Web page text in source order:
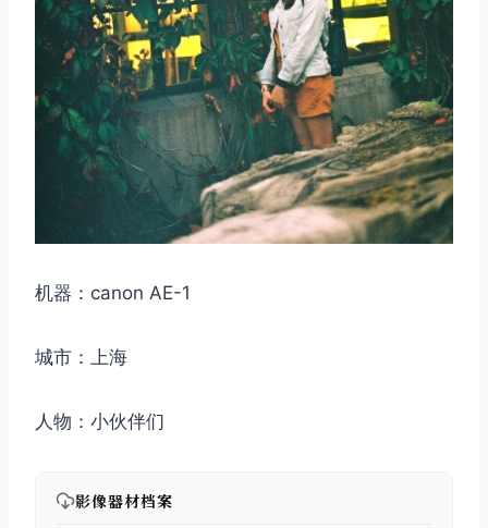
机器：canon AE-1
城市：上海
人物：小伙伴们
影像器材档案